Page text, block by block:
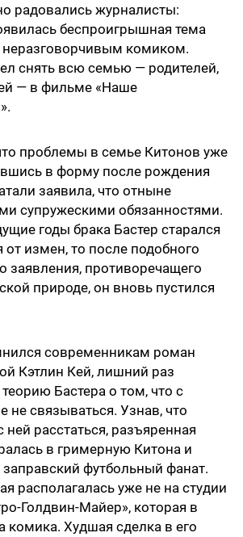
радовались журналисты:
беспроигрышная тема
неразговорчивым комиком.
снять всю семью — родителей,
— в фильме «Наше
проблемы в семье Китонов уже
в форму после рождения
заявила, что отныне
супружескими обязанностями.
годы брака Бастер старался
измен, то после подобного
заявления, противоречащего
природе, он вновь пустился
современникам роман
Кэтлин Кей, лишний раз
Бастера о том, что с
не связываться. Узнав, что
расстаться, разъяренная
в гримерную Китона и
заправский футбольный фанат.
располагалась уже не на студии
Голдвин-Майер», которая в
комика. Худшая сделка в его